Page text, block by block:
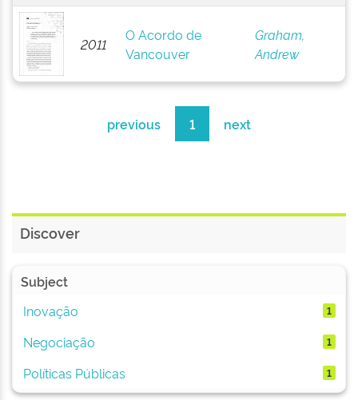
2011
O Acordo de
Vancouver
Graham,
Andrew
previous 1 next
Discover
Subject
Inovação
1
Negociação 1
Políticas Públicas 1